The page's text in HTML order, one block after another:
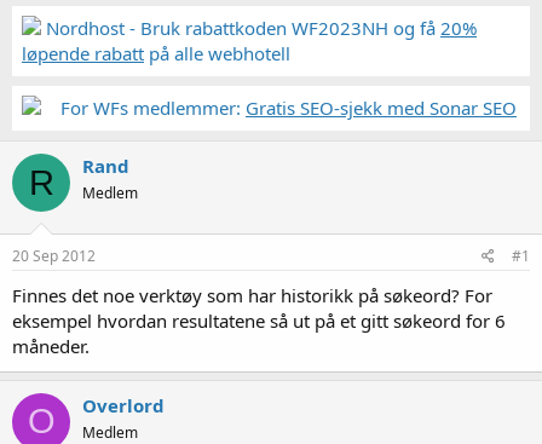
å
d
s
a
e
r
r
t
a
Nordhost - Bruk rabattkoden WF2023NH og få 20%
løpende rabatt på alle webhotell
For WFs medlemmer: Gratis SEO-sjekk med Sonar SEO
R Rand
Medlem
20 Sep 2012 #1
Finnes det noe verktøy som har historikk på søkeord? For
eksempel hvordan resultatene så ut på et gitt søkeord for 6
måneder.
O Overlord
Medlem